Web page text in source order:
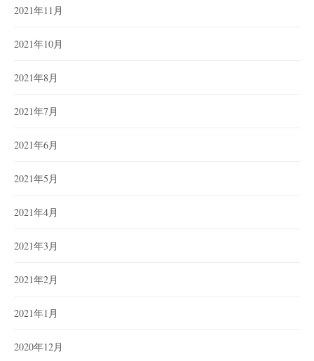
2021年11月
2021年10月
2021年8月
2021年7月
2021年6月
2021年5月
2021年4月
2021年3月
2021年2月
2021年1月
2020年12月